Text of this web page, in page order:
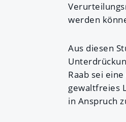
werden
Aus diesen
Raab sei
gewaltfreies
in Anspruch